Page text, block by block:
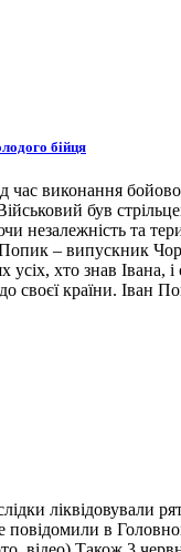
бійця
виконання
був
незалежність та
– випускник
усіх, хто знав
своєї країни. Іван
ліквідовували
в